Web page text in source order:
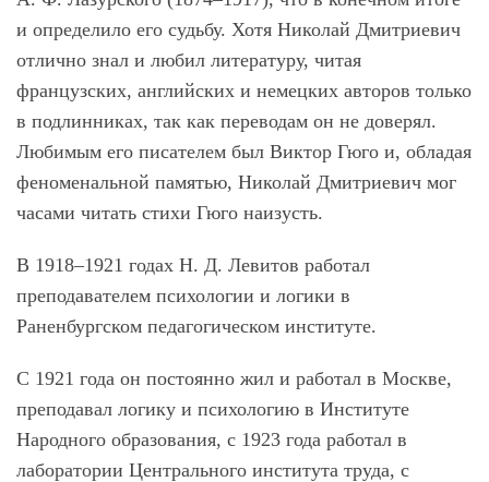
и определило его судьбу. Хотя Николай Дмитриевич
отлично знал и любил литературу, читая
французских, английских и немецких авторов только
в подлинниках, так как переводам он не доверял.
Любимым его писателем был Виктор Гюго и, обладая
феноменальной памятью, Николай Дмитриевич мог
часами читать стихи Гюго наизусть.
В 1918–1921 годах Н. Д. Левитов работал
преподавателем психологии и логики в
Раненбургском педагогическом институте.
С 1921 года он постоянно жил и работал в Москве,
преподавал логику и психологию в Институте
Народного образования, с 1923 года работал в
лаборатории Центрального института труда, с